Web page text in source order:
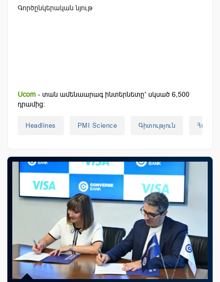
Գործընկերական նյութ
Ucom - տան ամենաարագ ինտերնետը՝ սկսած 6,500
դրամից:
Headlines PMI Science Գիտություն